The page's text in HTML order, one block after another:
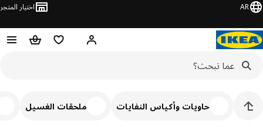
AR اختيار المتجر
مرحباً! تسجيل الدخول أو
قائمة التسوقسلة التسوق
حاويات وأكياس النفايات ملحقات الغسيل